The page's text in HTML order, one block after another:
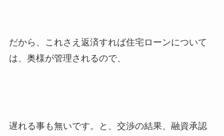
だから、これさえ返済すれば住宅ローンについて
は、奥様が管理されるので、
遅れる事も無いです。と、交渉の結果、融資承認